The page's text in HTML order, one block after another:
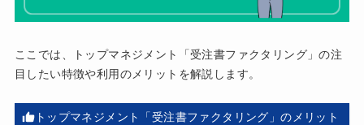
ここでは、トップマネジメント「受注書ファクタリング」の注
目したい特徴や利用のメリットを解説します。
トップマネジメント「受注書ファクタリング」のメリット